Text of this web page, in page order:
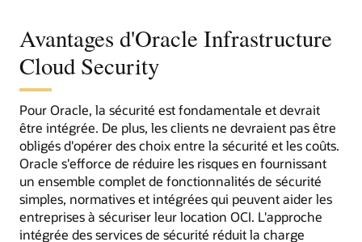
Avantages d'Oracle Infrastructure
Cloud Security
Pour Oracle, la sécurité est fondamentale et devrait
être intégrée. De plus, les clients ne devraient pas être
obligés d'opérer des choix entre la sécurité et les coûts.
Oracle s'efforce de réduire les risques en fournissant
un ensemble complet de fonctionnalités de sécurité
simples, normatives et intégrées qui peuvent aider les
entreprises à sécuriser leur location OCI. L'approche
intégrée des services de sécurité réduit la charge